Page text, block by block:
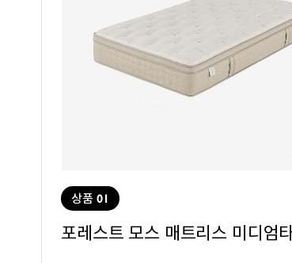
상품 01
포레스트 모스 매트리스 미디엄